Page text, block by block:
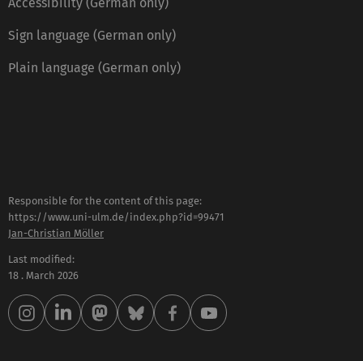
Sign language (German only)
Plain language (German only)
Responsible for the content of this page:
https://www.uni-ulm.de/index.php?id=99471
Jan-Christian Möller
Last modified:
18 . March 2026